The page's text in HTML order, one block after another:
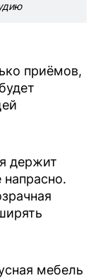
приёмов,
держит
напрасно.
мебель